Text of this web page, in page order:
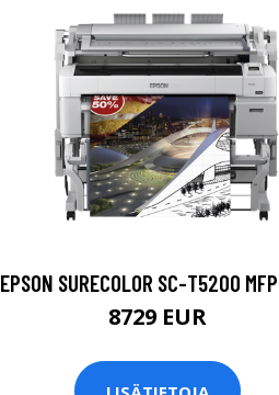
EPSON SURECOLOR SC-T5200
8729 EUR